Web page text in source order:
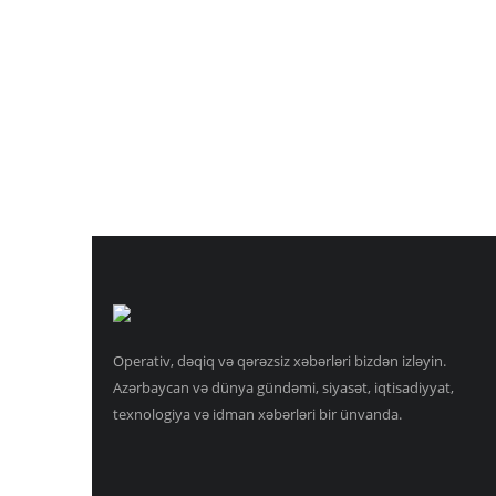
Operativ, dəqiq və qərəzsiz xəbərləri bizdən izləyin.
Azərbaycan və dünya gündəmi, siyasət, iqtisadiyyat,
texnologiya və idman xəbərləri bir ünvanda.